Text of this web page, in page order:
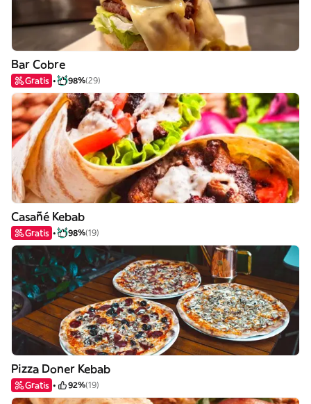
Bar Cobre
Gratis 98%(29)
Casañé Kebab
Gratis 98%(19)
Pizza Doner Kebab
Gratis 92%(19)